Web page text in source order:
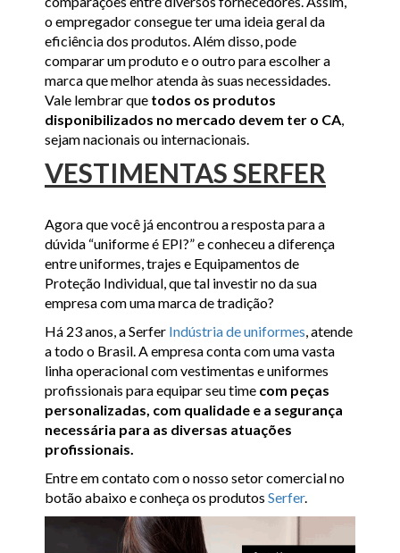
o empregador consegue ter uma ideia geral da
eficiência dos produtos. Além disso, pode
comparar um produto e o outro para escolher a
marca que melhor atenda às suas necessidades.
Vale lembrar que todos os produtos
disponibilizados no mercado devem ter o CA,
sejam nacionais ou internacionais.
VESTIMENTAS SERFER
Agora que você já encontrou a resposta para a
dúvida “uniforme é EPI?” e conheceu a diferença
entre uniformes, trajes e Equipamentos de
Proteção Individual, que tal investir no da sua
empresa com uma marca de tradição?
Há 23 anos, a Serfer Indústria de uniformes, atende
a todo o Brasil. A empresa conta com uma vasta
linha operacional com vestimentas e uniformes
profissionais para equipar seu time com peças
personalizadas, com qualidade e a segurança
necessária para as diversas atuações
profissionais.
Entre em contato com o nosso setor comercial no
botão abaixo e conheça os produtos Serfer.